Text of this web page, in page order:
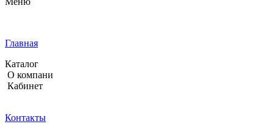
Главная
Каталог
О компани
Кабинет
Контакты